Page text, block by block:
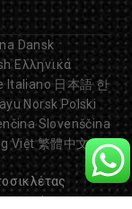
Dansk
Ελληνικά
Italiano 日本語 한
Norsk Polski
Slovenščina
Việt 繁體中文
παντός